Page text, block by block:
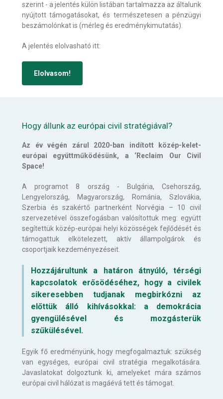
szerint - a jelentés külön listában tartalmazza az általunk
nyújtott támogatásokat, és természetesen a pénzügyi
beszámolónkat is (mérleg és eredménykimutatás).
A jelentés elolvasható itt:
Elolvasom!
Hogy állunk az európai civil stratégiával?
Az év végén zárul 2020-ban indított közép-kelet-
európai együttműködésünk, a ‘Reclaim Our Civil
Space!
A programot 8 ország - Bulgária, Csehország,
Lengyelország, Magyarország, Románia, Szlovákia,
Szerbia és szakértő partnerként Norvégia – 10 civil
szervezetével összefogásban valósítottuk meg: együtt
segítettük közép-európai helyi közösségek fejlődését és
támogattuk elkötelezett, aktív állampolgárok és
csoportjaik kezdeményezéseit.
Hozzájárultunk a határon átnyúló, térségi
kapcsolatok erősödéséhez, hogy a civilek
sikeresebben tudjanak megbirkózni az
előttük álló kihívásokkal: a demokrácia
gyengülésével és mozgásterük
szűkülésével.
Egyik fő eredményünk, hogy megfogalmaztuk: szükség
van egységes, európai civil stratégia megalkotására.
Javaslatokat dolgoztunk ki, amelyeket mára számos
európai civil hálózat is magáévá tett és támogat.